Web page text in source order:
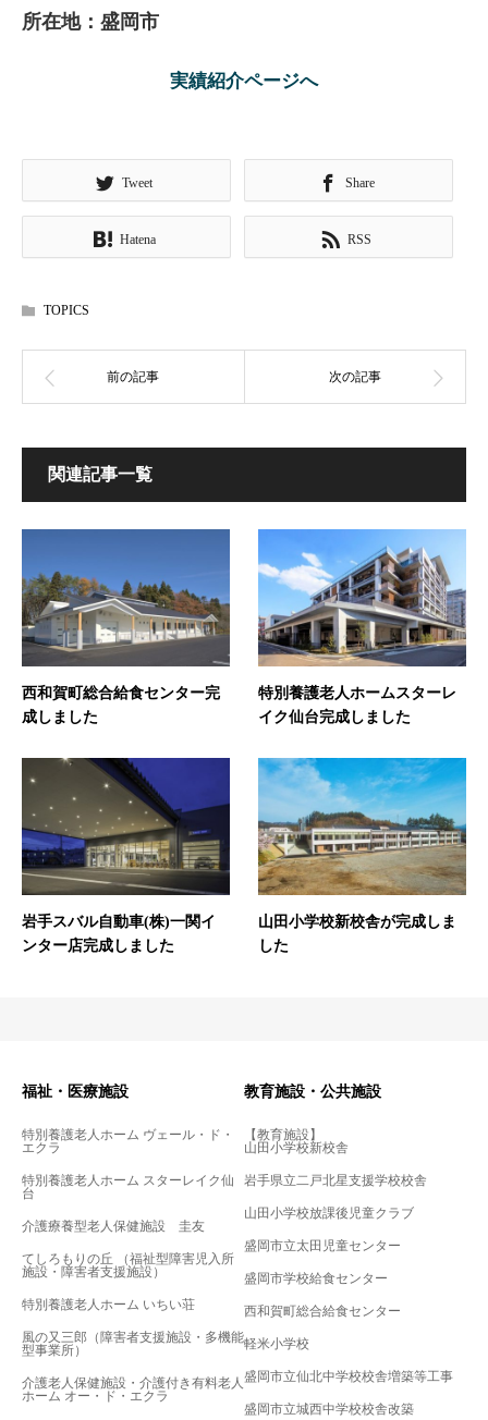
所在地：盛岡市
実績紹介ページへ
Tweet Share
Hatena RSS
TOPICS
関連記事一覧
西和賀町総合給食センター完
成しました
特別養護老人ホームスターレ
イク仙台完成しました
岩手スバル自動車(株)一関イ
ンター店完成しました
山田小学校新校舎が完成しま
した
福祉・医療施設
特別養護老人ホーム ヴェール・ド・
エクラ
特別養護老人ホーム スターレイク仙
台
介護療養型老人保健施設 圭友
てしろもりの丘 （福祉型障害児入所
施設・障害者支援施設）
特別養護老人ホーム いちい荘
風の又三郎（障害者支援施設・多機能
型事業所）
介護老人保健施設・介護付き有料老人
ホーム オー・ド・エクラ
教育施設・公共施設
【教育施設】
山田小学校新校舎
岩手県立二戸北星支援学校校舎
山田小学校放課後児童クラブ
盛岡市立太田児童センター
盛岡市学校給食センター
西和賀町総合給食センター
軽米小学校
盛岡市立仙北中学校校舎増築等工事
盛岡市立城西中学校校舎改築